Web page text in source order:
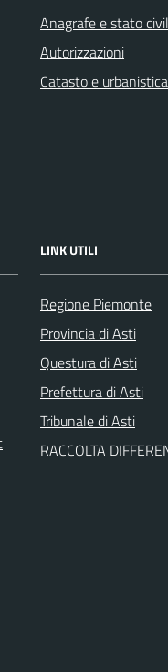
Anagrafe e stato
Autorizzazioni
Catasto e urbanistica
LINK UTILI
Regione Piemonte
Provincia di Asti
Questura di Asti
Prefettura di Asti
Tribunale di Asti
RACCOLTA